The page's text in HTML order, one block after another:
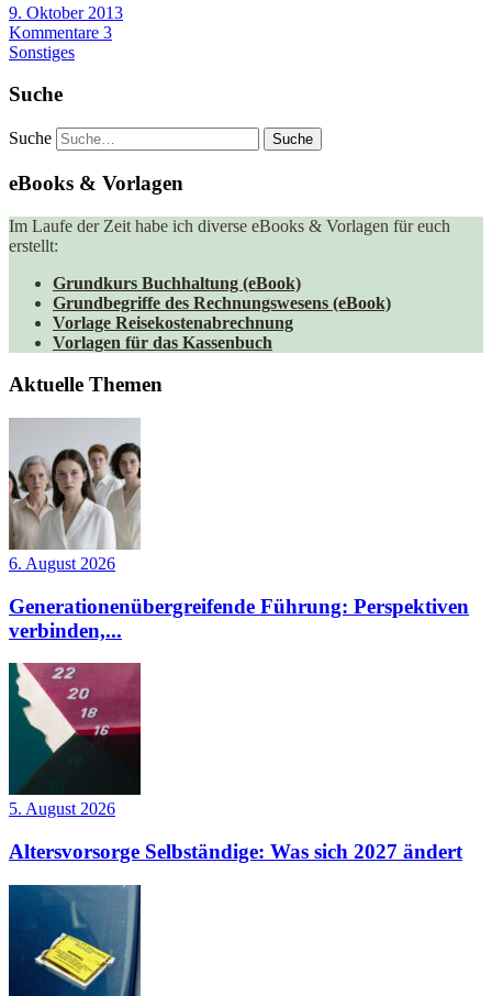
9. Oktober 2013
Kommentare 3
Sonstiges
Suche
Suche
eBooks & Vorlagen
Im Laufe der Zeit habe ich diverse eBooks & Vorlagen für euch
erstellt:
Grundkurs Buchhaltung (eBook)
Grundbegriffe des Rechnungswesens (eBook)
Vorlage Reisekostenabrechnung
Vorlagen für das Kassenbuch
Aktuelle Themen
6. August 2026
Generationenübergreifende Führung: Perspektiven
verbinden,...
5. August 2026
Altersvorsorge Selbständige: Was sich 2027 ändert